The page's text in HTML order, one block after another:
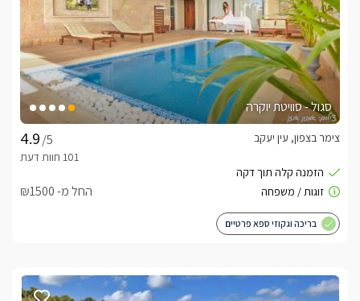
סגול - סוויטת יוקרה
/5
צימר בצפון, עין יעקב
החל מ- ₪1500
בריכה וגקוזי ספא פרטיים